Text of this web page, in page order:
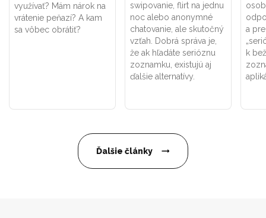
využívať? Mám nárok na
vrátenie peňazí? A kam
sa vôbec obrátiť?
swipovanie, flirt na jednu
noc alebo anonymné
chatovanie, ale skutočný
vzťah. Dobrá správa je,
že ak hľadáte serióznu
zoznamku, existujú aj
ďalšie alternatívy.
a
k
Ďalšie články